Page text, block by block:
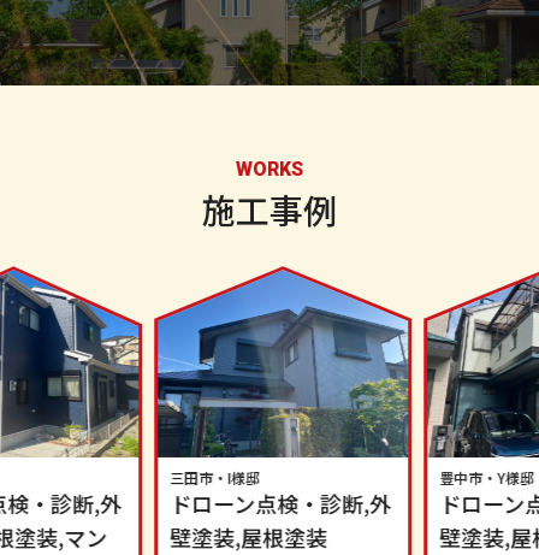
WORKS
施工事例
ドローン点検・診断,外
壁塗装,屋根塗装
ドローン点検・診断,外
壁塗装,屋根塗装